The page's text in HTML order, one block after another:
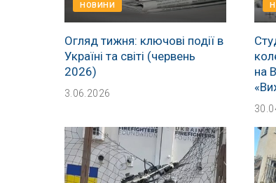
НОВИНИ
Огляд тижня: ключові події в
Україні та світі (червень
2026)
3.06.2026
на